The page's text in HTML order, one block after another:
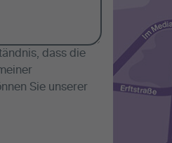
dass die
Sie unserer